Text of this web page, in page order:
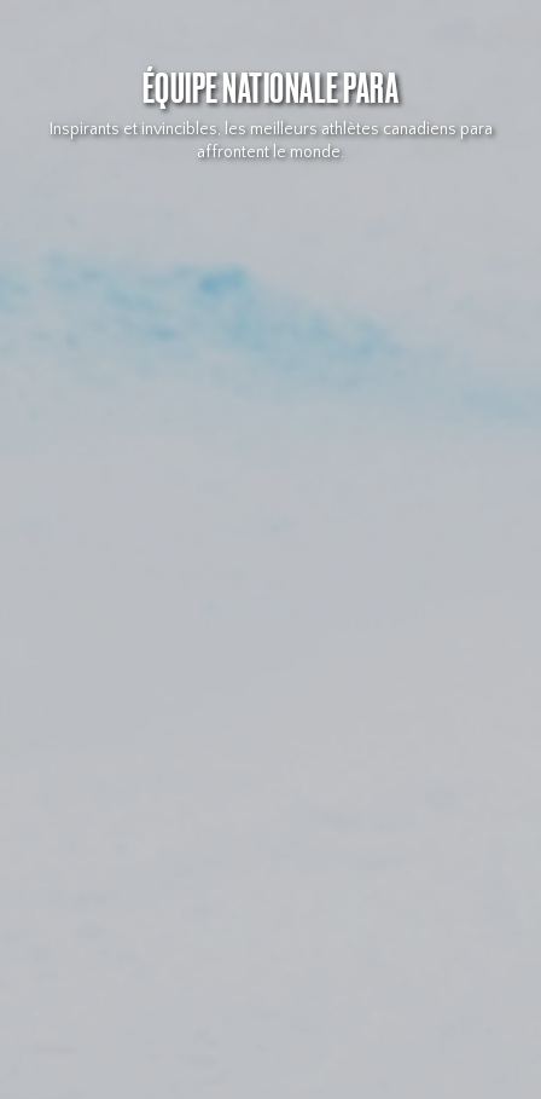
ÉQUIPE NATIONALE PARA
Inspirants et invincibles, les meilleurs athlètes canadiens para
affrontent le monde.